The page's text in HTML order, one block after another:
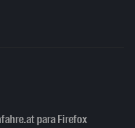
para Firefox